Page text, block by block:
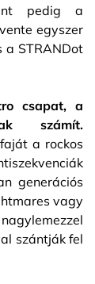
pedig a
egyszer
a STRANDot
csapat, a
számít.
a rockos
generációs
vagy
szántják fel